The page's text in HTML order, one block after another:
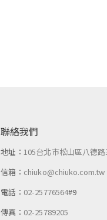
聯絡我們
地址：105台北市松山區八德
信箱： chiuko@chiuko.com.tw
電話： 02-25776564#9
傳真： 02-25789205